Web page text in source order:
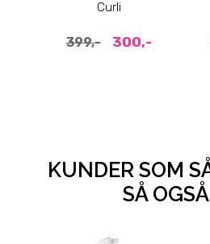
Curli
399,- 300,-
KUNDER SOM
SÅ